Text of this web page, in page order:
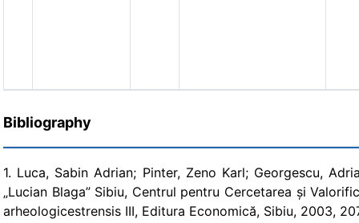
Bibliography
1. Luca, Sabin Adrian; Pinter, Zeno Karl; Georgescu,
„Lucian Blaga” Sibiu, Centrul pentru Cercetarea și
arheologicestrensis III, Editura Economică, Sibiu, 2003,